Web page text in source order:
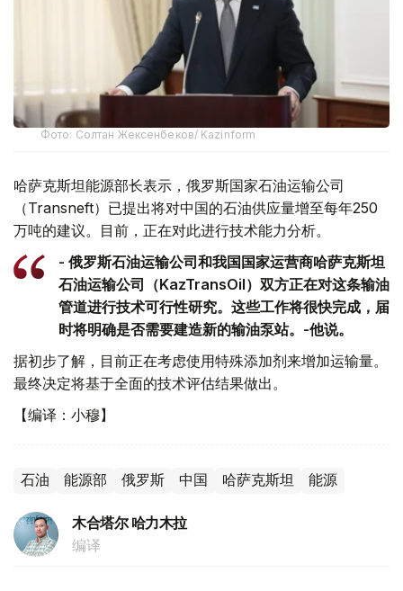
Фото: Солтан Жексенбеков/ Kazinform
哈萨克斯坦能源部长表示，俄罗斯国家石油运输公司
（Transneft）已提出将对中国的石油供应量增至每年250
万吨的建议。目前，正在对此进行技术能力分析。
- 俄罗斯石油运输公司和我国国家运营商哈萨克斯坦
石油运输公司（KazTransOil）双方正在对这条输油
管道进行技术可行性研究。这些工作将很快完成，届
时将明确是否需要建造新的输油泵站。-他说。
据初步了解，目前正在考虑使用特殊添加剂来增加运输量。
最终决定将基于全面的技术评估结果做出。
【编译：小穆】
石油 能源部 俄罗斯 中国 哈萨克斯坦 能源
木合塔尔 哈力木拉
编译